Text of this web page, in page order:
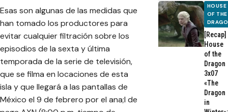
Esas son algunas de las medidas que
han tomado los productores para
evitar cualquier filtración sobre los
episodios de la sexta y última
temporada de la serie de televisión,
que se filma en locaciones de esta
isla y que llegará a las pantallas de
México el 9 de febrero por el ana;l de
HOUSE
OF THE
[Recap]
House
of the
Dragon
3x07
«The
Dragon
in